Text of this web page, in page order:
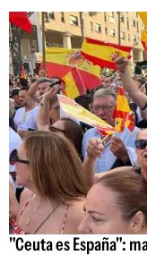
"Ceuta es España":